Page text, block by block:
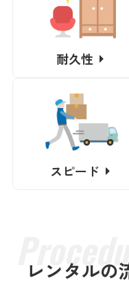
耐久性
スピード
レンタルの